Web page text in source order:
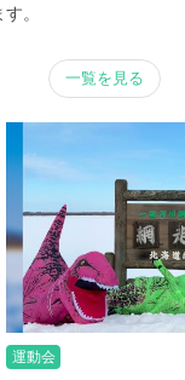
。
一覧を見る
運動会